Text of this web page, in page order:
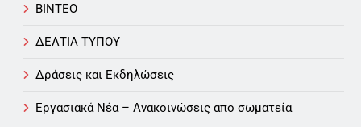
ΒΙΝΤΕΟ
ΔΕΛΤΙΑ ΤΥΠΟΥ
Δράσεις και Εκδηλώσεις
Εργασιακά Νέα – Aνακοινώσεις απο σωματεία